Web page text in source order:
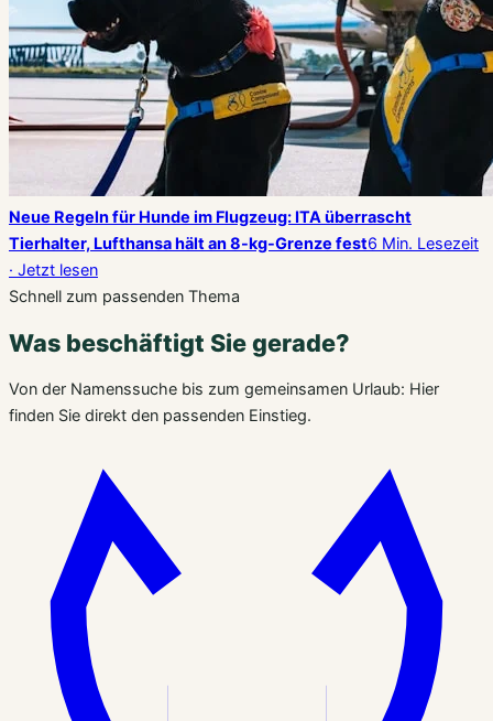
Neue Regeln für Hunde im Flugzeug: ITA überrascht
Tierhalter, Lufthansa hält an 8-kg-Grenze fest6 Min. Lesezeit
· Jetzt lesen
Schnell zum passenden Thema
Was beschäftigt Sie gerade?
Von der Namenssuche bis zum gemeinsamen Urlaub: Hier
finden Sie direkt den passenden Einstieg.